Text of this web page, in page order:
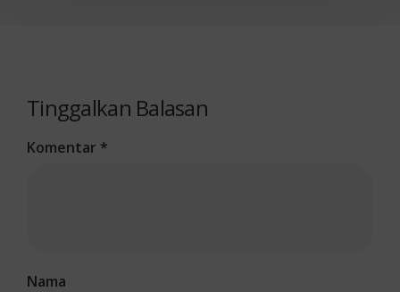
Tinggalkan Balasan
Komentar *
Nama